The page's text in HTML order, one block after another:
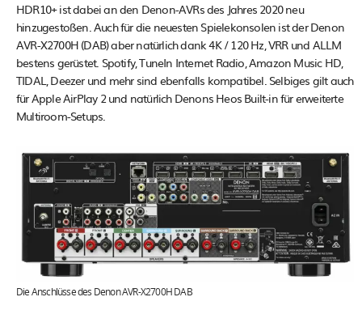
HDR10+ ist dabei an den Denon-AVRs des Jahres 2020 neu
hinzugestoßen. Auch für die neuesten Spielekonsolen ist der Denon
AVR-X2700H (DAB) aber natürlich dank 4K / 120 Hz, VRR und ALLM
bestens gerüstet. Spotify, TuneIn Internet Radio, Amazon Music HD,
TIDAL, Deezer und mehr sind ebenfalls kompatibel. Selbiges gilt auch
für Apple AirPlay 2 und natürlich Denons Heos Built-in für erweiterte
Multiroom-Setups.
Die Anschlüsse des Denon AVR-X2700H DAB